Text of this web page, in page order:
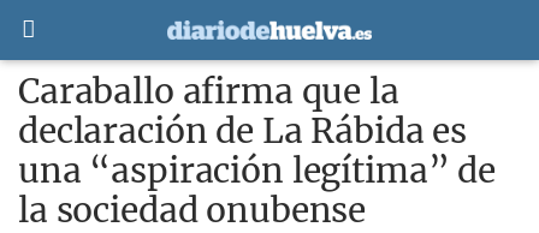
Caraballo afirma que la
declaración de La Rábida es
una “aspiración legítima” de
la sociedad onubense